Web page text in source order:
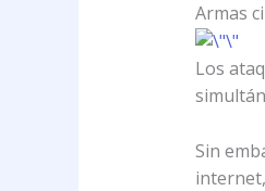
Armas
Los
Sin